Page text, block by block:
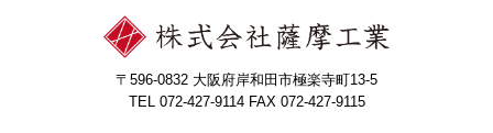
〒596-0832 大阪府岸和田市極楽寺町13-5
TEL 072-427-9114 FAX 072-427-9115